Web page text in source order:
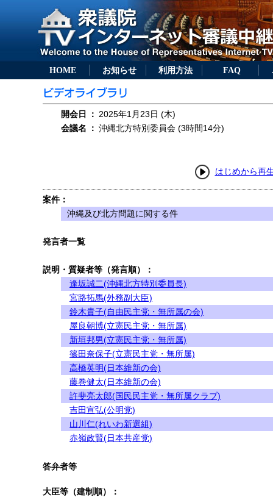
HOME お知らせ 利用方法 FAQ
開会日 ： 2025年1月23日 (木)
会議名
： 沖縄北方特別委員会 (3時間14分)
はじめから再
案件：
沖縄及び北方問題に関する件
発言者一覧
説明・質疑者等（発言順）：
逢坂誠二(沖縄北方特別委員長)
宮路拓馬(外務副大臣)
鈴木貴子(自由民主党・無所属の会)
屋良朝博(立憲民主党・無所属)
新垣邦男(立憲民主党・無所属)
篠田奈保子(立憲民主党・無所属)
高橋英明(日本維新の会)
藤巻健太(日本維新の会)
許斐亮太郎(国民民主党・無所属クラブ)
吉田宣弘(公明党)
山川仁(れいわ新選組)
赤嶺政賢(日本共産党)
答弁者等
大臣等（建制順）：